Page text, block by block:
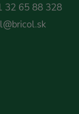
32 65 88 328